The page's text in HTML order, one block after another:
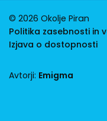
© 2026 Okolje Piran
Politika zasebnosti in
Izjava o dostopnosti
Avtorji: Emigma